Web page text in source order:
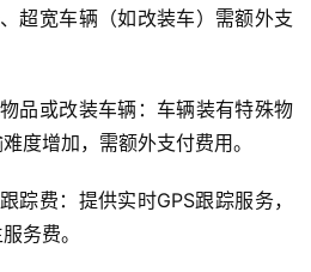
超宽车辆（如改装车）需额外支
品或改装车辆：车辆装有特殊物
度增加，需额外支付费用。
踪费：提供实时GPS跟踪服务，
务费。